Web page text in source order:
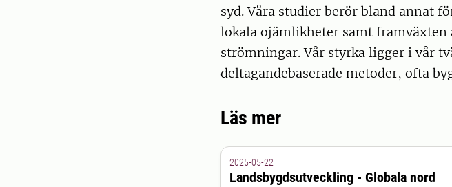
syd. Våra studier berör bland annat
lokala ojämlikheter samt
strömningar. Vår styrka ligger i vår
deltagandebaserade metoder, ofta
Läs mer
2025-05-22
Landsbygdsutveckling - Globala nord